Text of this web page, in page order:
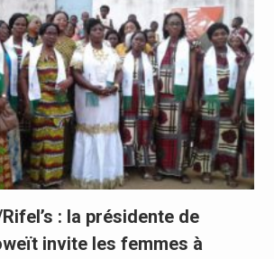
: la présidente de
invite les femmes à